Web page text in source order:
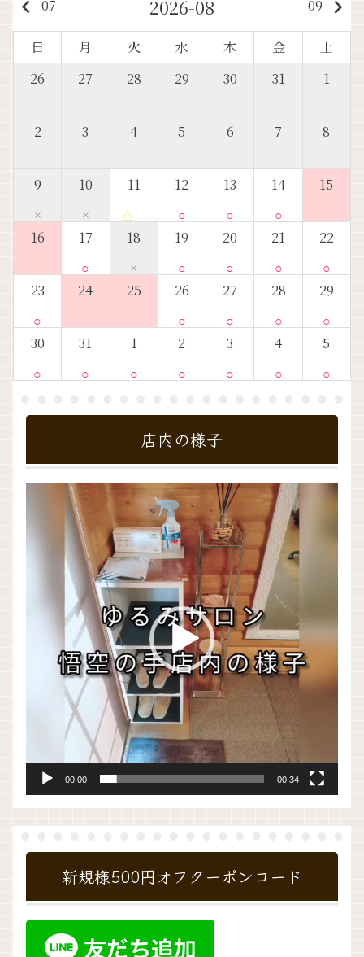
keyboard_arrow_left 07 2026-08 09 keyboard_arrow_right
日 月 火 水 木 金
土
26
27 28 29 30 31 1
2 3 4 5 6 7 8
9
×
10
×
11
△
12
○
13
○
14
○
15
16 17
○
18
×
19
○
20
○
21
○
22
○
23
○
24 25 26
○
27
○
28
○
29
○
30
○
31
○
1
○
2
○
3
○
4
○
5
○
店内の様子
00:00 00:34
新規様500円オフクーポンコード